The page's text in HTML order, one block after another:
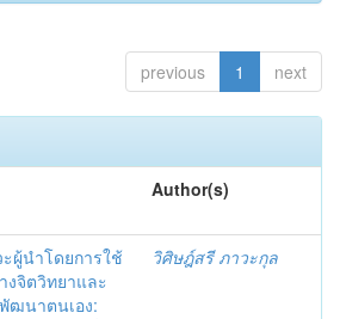
previous 1 next
Author(s)
ผู้นำโดยการใช้
งจิตวิทยาและ
ฒนาตนเอง:
วิศิษฎ์สรี ภาวะกุล